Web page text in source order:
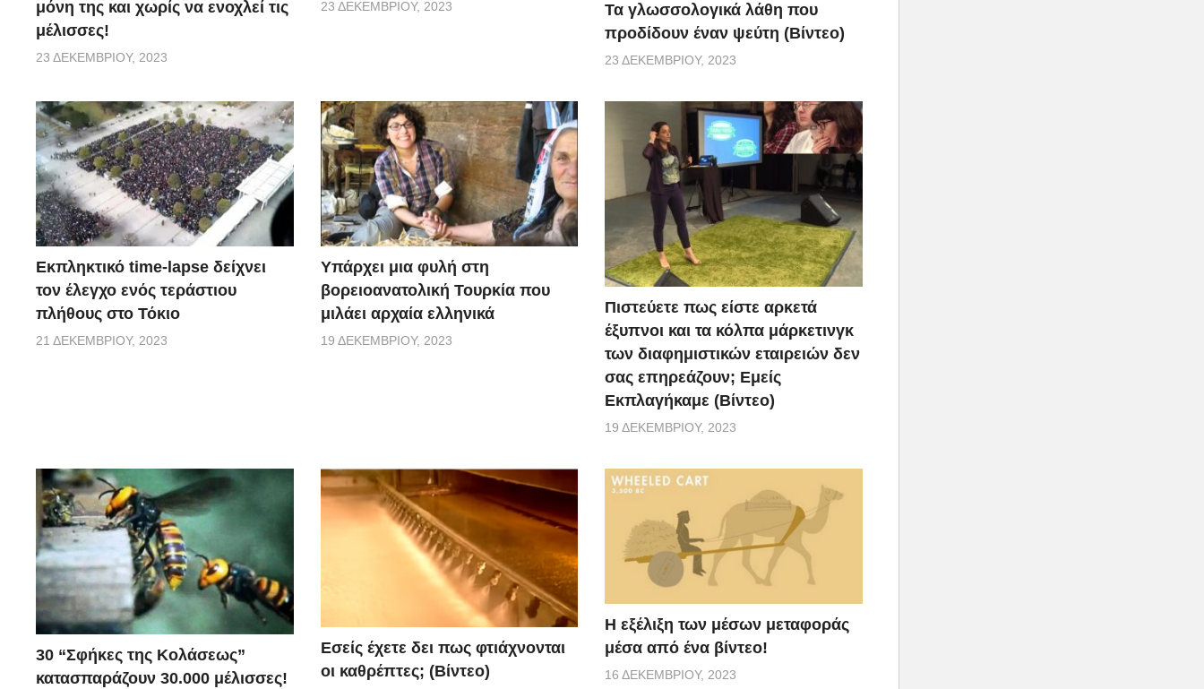
μόνη της και χωρίς να ενοχλεί τις
μέλισσες!
23 ΔΕΚΕΜΒΡΊΟΥ, 2023
23 ΔΕΚΕΜΒΡΊΟΥ, 2023
Τα γλωσσολογικά λάθη που
προδίδουν έναν ψεύτη (Βίντεο)
23 ΔΕΚΕΜΒΡΊΟΥ, 2023
Εκπληκτικό time-lapse δείχνει
τον έλεγχο ενός τεράστιου
πλήθους στο Τόκιο
21 ΔΕΚΕΜΒΡΊΟΥ, 2023
Υπάρχει μια φυλή στη
βορειοανατολική Τουρκία που
μιλάει αρχαία ελληνικά
19 ΔΕΚΕΜΒΡΊΟΥ, 2023
Πιστεύετε πως είστε αρκετά
έξυπνοι και τα κόλπα μάρκετινγκ
των διαφημιστικών εταιρειών δεν
σας επηρεάζουν; Εμείς
Εκπλαγήκαμε (Βίντεο)
19 ΔΕΚΕΜΒΡΊΟΥ, 2023
30 “Σφήκες της Κολάσεως”
κατασπαράζουν 30.000 μέλισσες!
Εσείς έχετε δει πως φτιάχνονται
οι καθρέπτες; (Βίντεο)
Η εξέλιξη των μέσων μεταφοράς
μέσα από ένα βίντεο!
16 ΔΕΚΕΜΒΡΊΟΥ, 2023